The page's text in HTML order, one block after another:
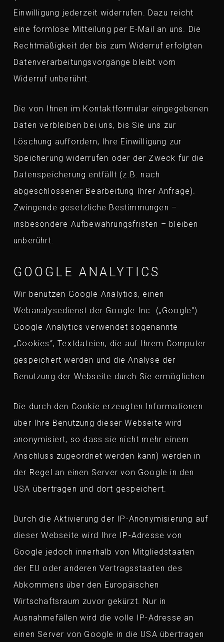
Einwilligung jederzeit widerrufen. Dazu reicht
eine formlose Mitteilung per E-Mail an uns. Die
Rechtmäßigkeit der bis zum Widerruf erfolgten
Datenverarbeitungsvorgänge bleibt vom
Widerruf unberührt.
Die von Ihnen im Kontaktformular eingegebenen
Daten verbleiben bei uns, bis Sie uns zur
Löschung auffordern, Ihre Einwilligung zur
Speicherung widerrufen oder der Zweck für die
Datenspeicherung entfällt (z.B. nach
abgeschlossener Bearbeitung Ihrer Anfrage).
Zwingende gesetzliche Bestimmungen –
insbesondere Aufbewahrungsfristen – bleiben
unberührt.
GOOGLE ANALYTICS
Wir benutzen Google-Analytics, einen
Webanalysedienst der Google Inc. („Google“).
Google-Analytics verwendet sogenannte
„Cookies“, Textdateien, die auf Ihrem Computer
gespeichert werden und die Analyse der
Benutzung der Webseite durch Sie ermöglichen.
Die durch den Cookie erzeugten Informationen
über Ihre Benutzung dieser Webseite wird
anonymisiert, so dass sie nicht mehr einem
Anschluss zugeordnet werden kann) werden in
der Regel an einen Server von Google in den
USA übertragen und dort gespeichert.
Durch die Aktivierung der IP-Anonymisierung auf
dieser Webseite wird Ihre IP-Adresse von
Google jedoch innerhalb von Mitgliedstaaten
der EU oder anderen Vertragsstaaten des
Abkommens über den Europäischen
Wirtschaftsraum zuvor gekürzt. Nur in
Ausnahmefällen wird die volle IP-Adresse an
einen Server von Google in die USA übertragen